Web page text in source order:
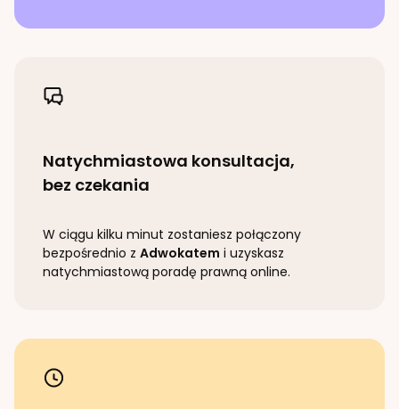
Natychmiastowa konsultacja,
bez czekania
W ciągu kilku minut zostaniesz połączony
bezpośrednio z Adwokatem i uzyskasz
natychmiastową poradę prawną online.